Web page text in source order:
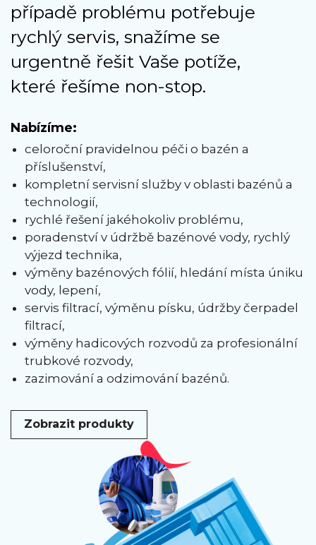
případě problému potřebuje
rychlý servis, snažíme se
urgentně řešit Vaše potíže,
které řešíme non-stop.
Nabízíme:
celoroční pravidelnou péči o bazén a
příslušenství,
kompletní servisní služby v oblasti bazénů a
technologií,
rychlé řešení jakéhokoliv problému,
poradenství v údržbě bazénové vody, rychlý
výjezd technika,
výměny bazénových fólií, hledání místa úniku
vody, lepení,
servis filtrací, výměnu písku, údržby čerpadel
filtrací,
výměny hadicových rozvodů za profesionální
trubkové rozvody,
zazimování a odzimování bazénů.
Zobrazit produkty